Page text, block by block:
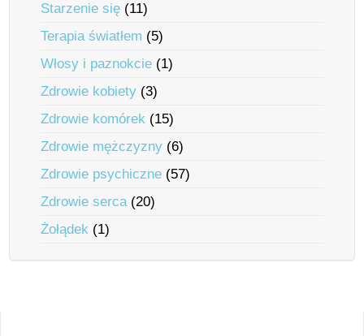
Starzenie się (11)
Terapia światłem (5)
Włosy i paznokcie (1)
Zdrowie kobiety (3)
Zdrowie komórek (15)
Zdrowie mężczyzny (6)
Zdrowie psychiczne (57)
Zdrowie serca(20)
Żołądek (1)